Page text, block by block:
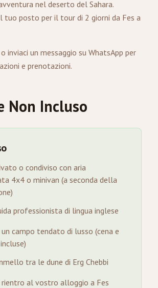
nel deserto del Sahara.
tuo posto per il tour di 2 giorni da Fes a
o inviaci un messaggio su WhatsApp per
e prenotazioni.
Non Incluso
o condiviso con aria
4x4 o minivan (a seconda della
professionista di lingua inglese
campo tendato di lusso (cena e
tra le dune di Erg Chebbi
rientro al vostro alloggio a Fes